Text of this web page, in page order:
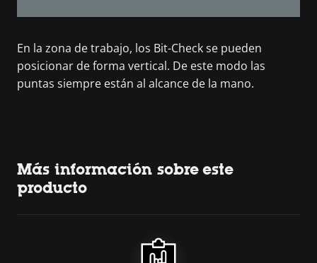
En la zona de trabajo, los Bit-Check se pueden
posicionar de forma vertical. De este modo las
puntas siempre están al alcance de la mano.
Más información sobre este
producto